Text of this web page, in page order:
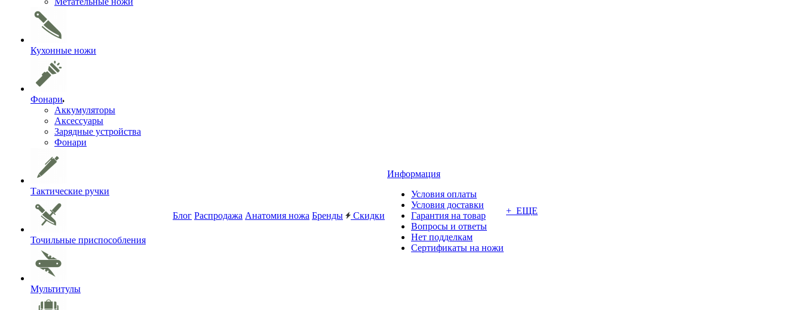
Кухонные ножи
Фонари
Аккумуляторы
Аксессуары
Зарядные устройства
Фонари
Тактические ручки
Точильные приспособления
Мультитулы
Блог Распродажа Анатомия ножа Бренды Скидки
Информация
Условия оплаты
Условия доставки
Гарантия на товар
Вопросы и ответы
Нет подделкам
Сертификаты на ножи
+ ЕЩЕ